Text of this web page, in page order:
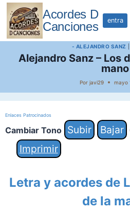
Saltar
contenido
Acordes D
Canciones
entra
- ALEJANDRO SANZ
Alejandro Sanz – Los
mano
Por javi29 mayo
Enlaces Patrocinados
Cambiar Tono Subir Bajar
Imprimir
Letra y acordes de
de la